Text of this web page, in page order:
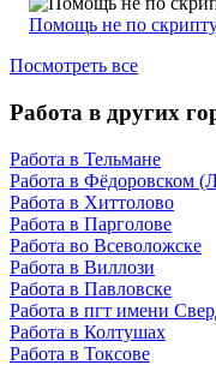
Помощь не по
Посмотреть все
Работа в других
Работа в Тельмане
Работа в Фёдоровском
Работа в Хиттолово
Работа в Парголове
Работа во Всеволожске
Работа в Виллози
Работа в Павловске
Работа в пгт имени
Работа в Колтушах
Работа в Токсове